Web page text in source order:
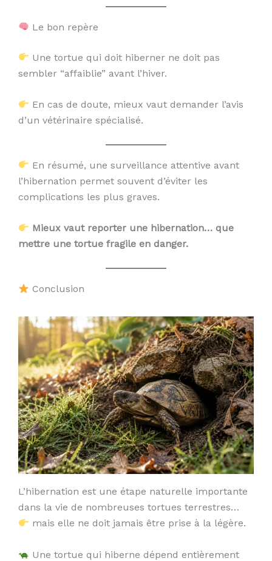
Le bon repère
Une tortue qui doit hiberner ne doit pas
sembler “affaiblie” avant l’hiver.
En cas de doute, mieux vaut demander l’avis
d’un vétérinaire spécialisé.
En résumé, une surveillance attentive avant
l’hibernation permet souvent d’éviter les
complications les plus graves.
Mieux vaut reporter une hibernation… que
mettre une tortue fragile en danger.
Conclusion
L’hibernation est une étape naturelle importante
dans la vie de nombreuses tortues terrestres…
mais elle ne doit jamais être prise à la légère.
Une tortue qui hiberne dépend entièrement